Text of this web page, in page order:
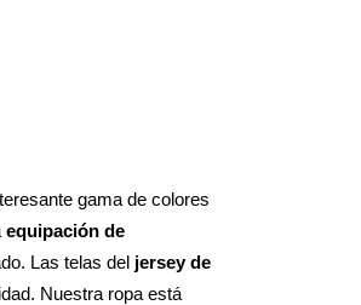
gama de colores
equipación de
Las telas del jersey de
Nuestra ropa está